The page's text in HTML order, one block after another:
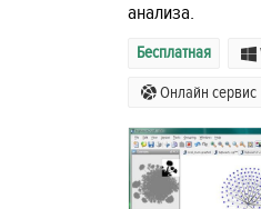
анализа.
Бесплатная
Онлайн сервис